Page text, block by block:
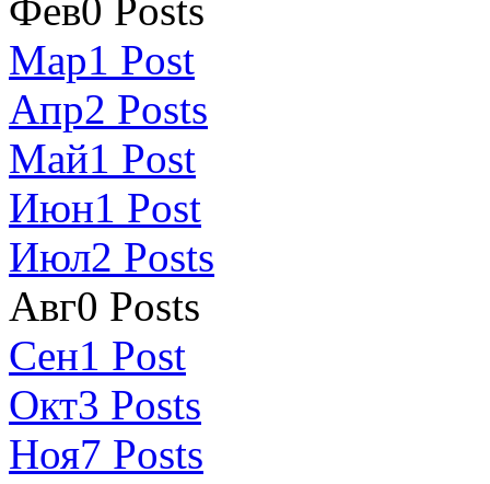
Фев0 Posts
Мар1 Post
Апр2 Posts
Май1 Post
Июн1 Post
Июл2 Posts
Авг0 Posts
Сен1 Post
Окт3 Posts
Ноя7 Posts